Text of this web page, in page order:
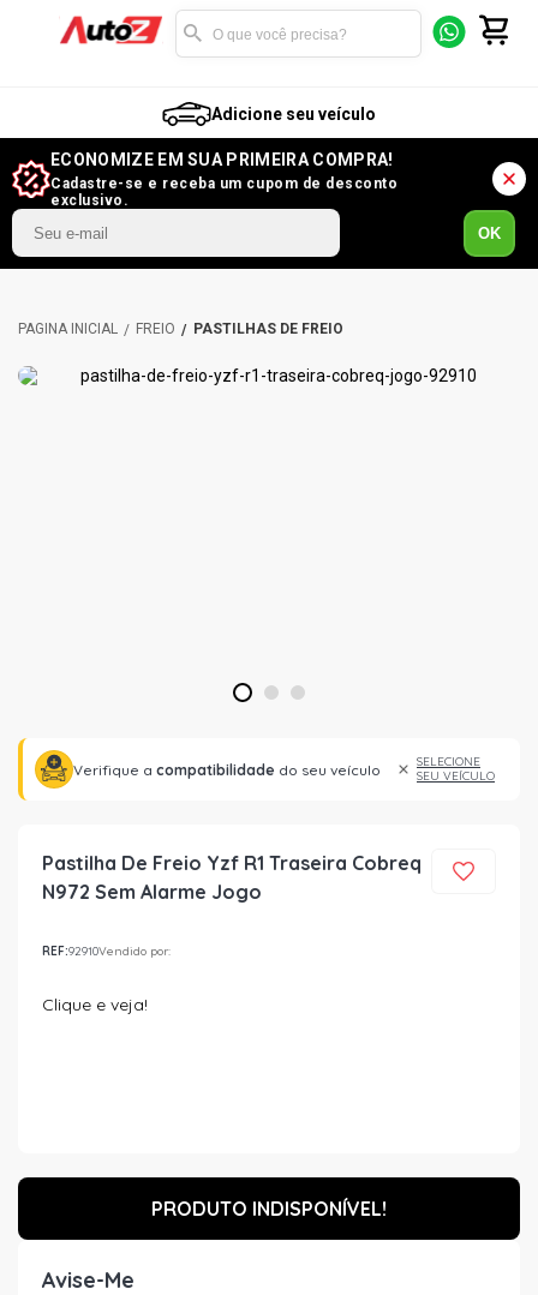
Adicione seu veículo
ECONOMIZE EM SUA PRIMEIRA COMPRA!
Cadastre-se e receba um cupom de desconto
exclusivo.
OK
FREIO PASTILHAS DE FREIO
1 2 3
Verifique a compatibilidade do seu veículo
SELECIONE
SEU VEÍCULO
Pastilha De Freio Yzf R1 Traseira Cobreq
N972 Sem Alarme Jogo
REF:92910Vendido por:
Clique e veja!
PRODUTO INDISPONÍVEL!
Avise-Me